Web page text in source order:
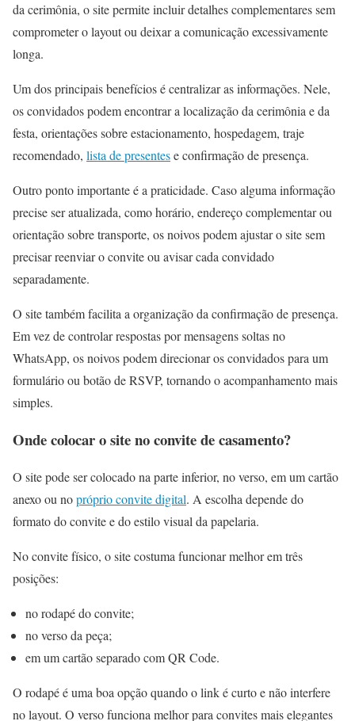
da cerimônia, o site permite incluir detalhes complementares sem
comprometer o layout ou deixar a comunicação excessivamente
longa.
Um dos principais benefícios é centralizar as informações. Nele,
os convidados podem encontrar a localização da cerimônia e da
festa, orientações sobre estacionamento, hospedagem, traje
recomendado, lista de presentese confirmação de presença.
Outro ponto importante é a praticidade. Caso alguma informação
precise ser atualizada, como horário, endereço complementar ou
orientação sobre transporte, os noivos podem ajustar o site sem
precisar reenviar o convite ou avisar cada convidado
separadamente.
O site também facilita a organização da confirmação de presença.
Em vez de controlar respostas por mensagens soltas no
WhatsApp, os noivos podem direcionar os convidados para um
formulário ou botão de RSVP, tornando o acompanhamento mais
simples.
Onde colocar o site no convite de casamento?
O site pode ser colocado na parte inferior, no verso, em um cartão
anexo ou nopróprio convite digital. A escolha depende do
formato do convite e do estilo visual da papelaria.
No convite físico, o site costuma funcionar melhor em três
posições:
no rodapé do convite;
no verso da peça;
em um cartão separado com QR Code.
O rodapé é uma boa opção quando o link é curto e não interfere
no layout. O verso funciona melhor para convites mais elegantes